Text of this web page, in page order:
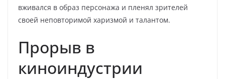
вживался в образ персонажа и пленял зрителей
своей неповторимой харизмой и талантом.
Прорыв в
киноиндустрии